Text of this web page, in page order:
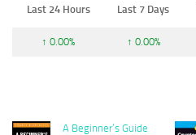
Last 24 Hours Last 7 Days
↑ 0.00% ↑ 0.00%
A Beginner’s Guide